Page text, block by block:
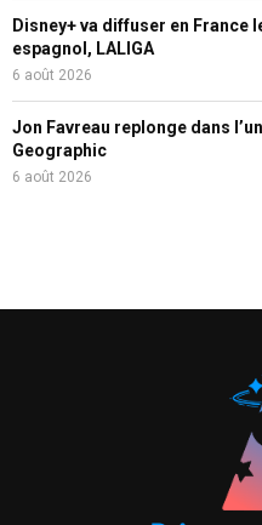
Disney+ va diffuser en France
espagnol, LALIGA
6 août 2026
Jon Favreau replonge dans
Geographic
6 août 2026